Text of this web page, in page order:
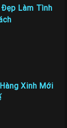
Làm Tình
Xinh Mới